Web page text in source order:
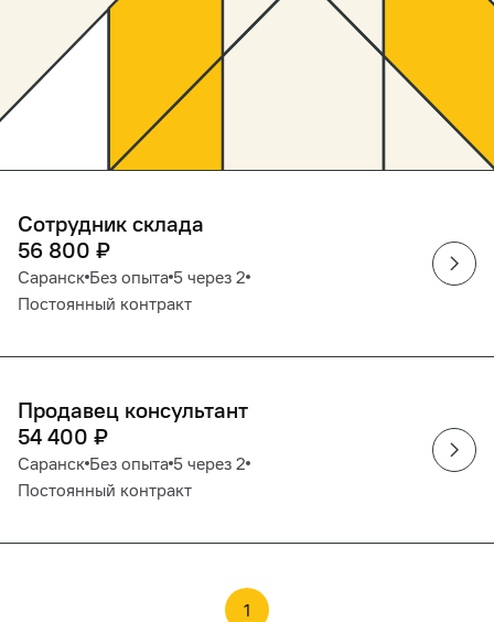
Сотрудник склада
56 800 ₽
Саранск Без опыта 5 через 2
Постоянный контракт
Продавец консультант
54 400 ₽
Саранск Без опыта 5 через 2
Постоянный контракт
1